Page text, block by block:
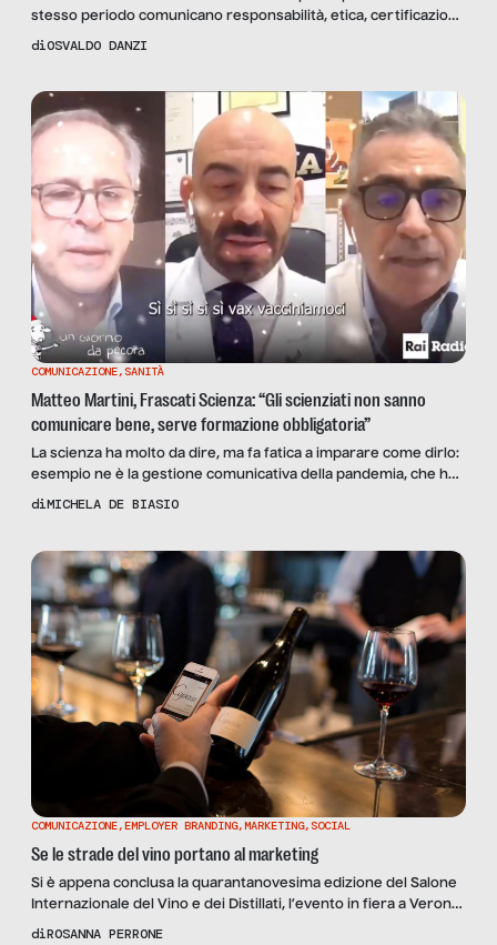
stesso periodo comunicano responsabilità, etica, certificazioni.
Non è una contraddizione: è una strategia.
diOSVALDO DANZI
COMUNICAZIONE, SANITÀ
Matteo Martini, Frascati Scienza: “Gli scienziati non sanno
comunicare bene, serve formazione obbligatoria”
La scienza ha molto da dire, ma fa fatica a imparare come dirlo:
esempio ne è la gestione comunicativa della pandemia, che ha
intaccato la fiducia dei cittadini nella ricerca. Ne parliamo con il
diMICHELA DE BIASIO
COMUNICAZIONE,EMPLOYER BRANDING,MARKETING, SOCIAL
Se le strade del vino portano al marketing
Si è appena conclusa la quarantanovesima edizione del Salone
Internazionale del Vino e dei Distillati, l’evento in fiera a Verona
considerato il più importante dell’anno per il settore. Per
diROSANNA PERRONE